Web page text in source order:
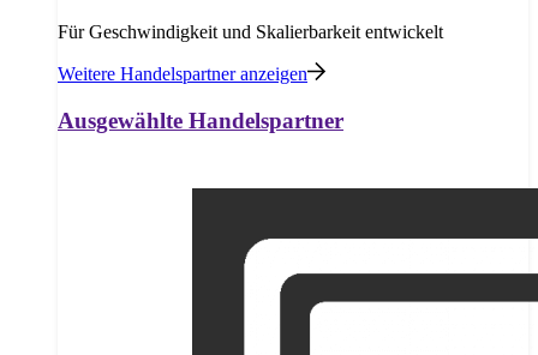
Für Geschwindigkeit und Skalierbarkeit entwickelt
Weitere Handelspartner anzeigen
Ausgewählte Handelspartner